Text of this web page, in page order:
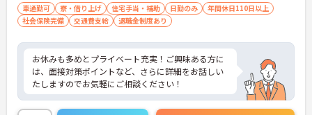
車通勤可 寮・借り上げ 住宅手当・補助 日勤のみ
年間休日110日以上
社会保険完備
交通費支給 退職金制度あり
お休みも多めとプライベート充実！ご興味ある方に
は、面接対策ポイントなど、さらに詳細をお話しい
たしますのでお気軽にご相談ください！